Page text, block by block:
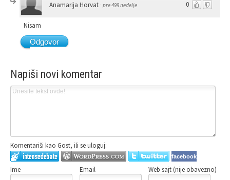
0
Anamarija Horvat · pre 499 nedelje
Nisam
Odgovor
Napiši novi komentar
Komentariši kao Gost, ili se uloguj:
facebook
Ime Email Web sajt (nije obavezno)